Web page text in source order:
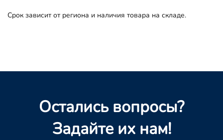
Срок зависит от региона и наличия товара на складе.
Остались вопросы?
Задайте их нам!